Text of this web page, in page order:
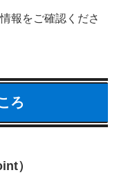
報をご確認くださ
ろ
）